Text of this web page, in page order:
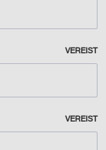
VEREIST
VEREIST